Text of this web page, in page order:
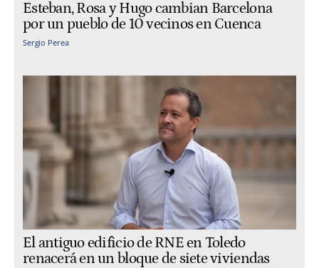
Esteban, Rosa y Hugo cambian Barcelona
por un pueblo de 10 vecinos en Cuenca
Sergio Perea
El antiguo edificio de RNE en Toledo
renacerá en un bloque de siete viviendas